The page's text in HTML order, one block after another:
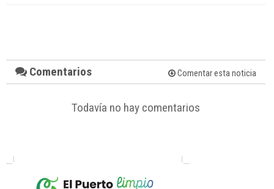
Comentarios Comentar esta noticia
Todavía no hay comentarios